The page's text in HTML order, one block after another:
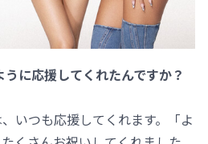
うに応援してくれたんですか？
いつも応援してくれます。「よ